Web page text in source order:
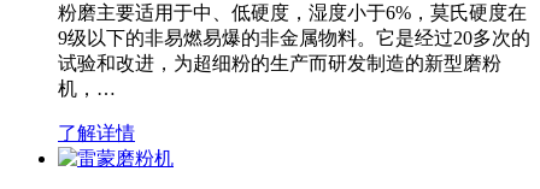
粉磨主要适用于中、低硬度，湿度小于6%，莫氏硬度在
9级以下的非易燃易爆的非金属物料。它是经过20多次的
试验和改进，为超细粉的生产而研发制造的新型磨粉
机，…
了解详情